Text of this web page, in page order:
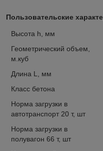
Пользовательские
Высота h, мм
Геометрический объем,
м.куб
Длина L, мм
Класс бетона
Норма загрузки в
автотранспорт 20 т, шт
Норма загрузки в
полувагон 66 т, шт